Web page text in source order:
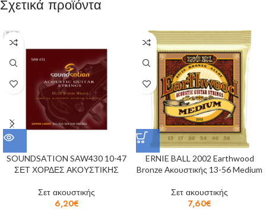
Σχετικά προϊόντα
SOUNDSATION SAW430 10-47
ΣΕΤ ΧΟΡΔΕΣ ΑΚΟΥΣΤΙΚΗΣ
Σετ ακουστικής
6,20€
ERNIE BALL 2002 Earthwood
Bronze Ακουστικής 13-56 Medium
Σετ ακουστικής
7,60€